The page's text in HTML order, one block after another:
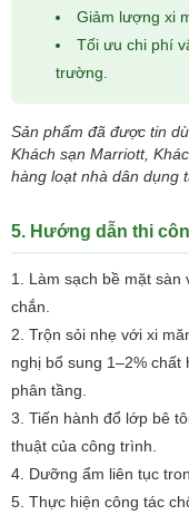
Giảm lượng xi
Tối ưu chi phí
trường.
Sản phẩm đã được tin
Khách sạn Marriott,
hàng loạt nhà dân dụng
5. Hướng dẫn thi
Làm sạch bề mặt sàn
chắn.
Trộn sỏi nhẹ với xi
nghị bổ sung 1–2% chất
phân tầng.
Tiến hành đổ lớp bê
thuật của công trình.
Dưỡng ẩm liên tục
Thực hiện công tác